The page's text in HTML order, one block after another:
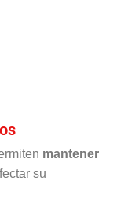
mantener
su